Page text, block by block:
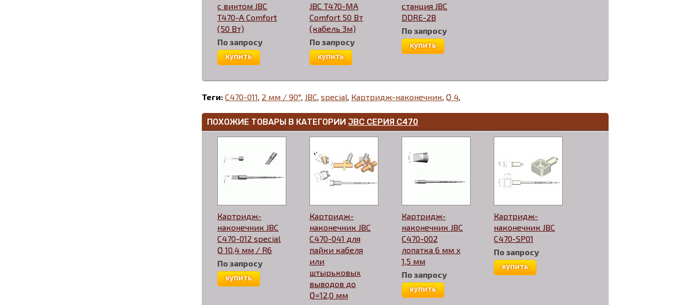
с винтом JBC
T470-A Comfort
(50 Вт)
По запросу
купить
JBC T470-MA
Comfort 50 Вт
(кабель 3м)
По запросу
купить
станция JBC
DDRE-2B
По запросу
купить
Теги: C470-011 2 мм / 90° JBC special Картридж-наконечник Ø 4
ПОХОЖИЕ ТОВАРЫ В КАТЕГОРИИ JBC СЕРИЯ С470
Картридж-
наконечник JBC
C470-012 special
Ø 10,4 мм / R6
По запросу
купить
Картридж-
наконечник JBC
C470-041 для
пайки кабеля
или
штырьковых
выводов до
Ø=12,0 мм
Картридж-
наконечник JBC
C470-002
лопатка 6 мм x
1,5 мм
По запросу
купить
Картридж-
наконечник JBC
C470-SP01
По запросу
купить